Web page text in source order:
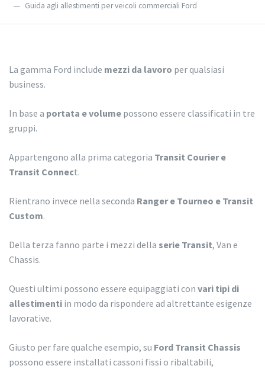
Guida agli allestimenti per veicoli commerciali Ford
La gamma Ford include mezzi da lavoro per qualsiasi
business.
In base a portata e volume possono essere classificati in tre
gruppi.
Appartengono alla prima categoria Transit Courier e
Transit Connect.
Rientrano invece nella seconda Ranger e Tourneo e Transit
Custom.
Della terza fanno parte i mezzi della serie Transit, Van e
Chassis.
Questi ultimi possono essere equipaggiati con vari tipi di
allestimenti in modo da rispondere ad altrettante esigenze
lavorative.
Giusto per fare qualche esempio, su Ford Transit Chassis
possono essere installati cassoni fissi o ribaltabili,